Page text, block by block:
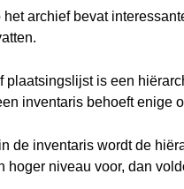
archief bevat
plaatsingslijst is een
inventaris behoeft enige
de inventaris wordt de
hoger niveau voor, dan